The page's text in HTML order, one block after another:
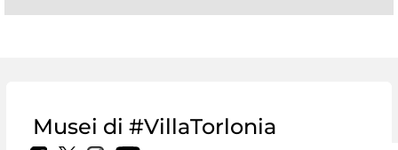
Musei di #VillaTorlonia